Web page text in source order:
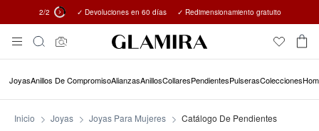
2/2 15% en todos los pedidos →
✓ Devoluciones en 60 días ✓ Redimensionamiento gratuito
To
Content
Búsqueda
JoyasAnillos De CompromisoAlianzasAnillosCollaresPendientesPulserasColecciones
Inicio Joyas Joyas Para Mujeres Catálogo De Pendientes